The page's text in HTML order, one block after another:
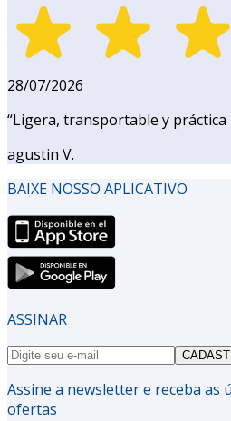
28/07/2026
“Ligera, transportable y práctica
agustin V.
BAIXE NOSSO APLICATIVO
ASSINAR
Assine a newsletter e receba as
ofertas